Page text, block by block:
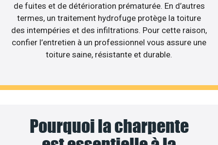
de fuites et de détérioration prématurée. En d’autres
termes, un traitement hydrofuge protège la toiture
des intempéries et des infiltrations. Pour cette raison,
confier l’entretien à un professionnel vous assure une
toiture saine, résistante et durable.
Pourquoi la charpente